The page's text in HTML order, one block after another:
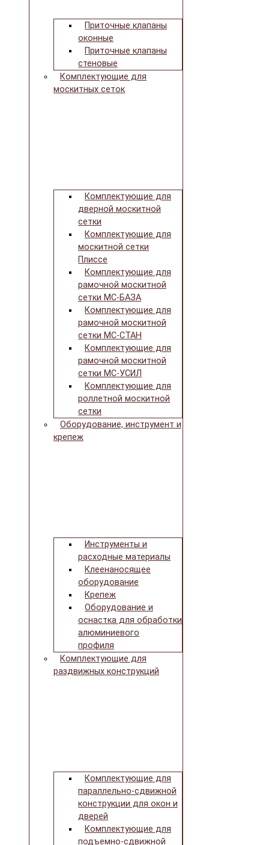
Приточные клапаны
оконные
Приточные клапаны
стеновые
Комплектующие для
москитных сеток
Комплектующие для
дверной москитной
сетки
Комплектующие для
москитной сетки
Плиссе
Комплектующие для
рамочной москитной
сетки МС-БАЗА
Комплектующие для
рамочной москитной
сетки МС-СТАН
Комплектующие для
рамочной москитной
сетки МС-УСИЛ
Комплектующие для
роллетной москитной
сетки
Оборудование, инструмент и
крепеж
Инструменты и
расходные материалы
Клеенаносящее
оборудование
Крепеж
Оборудование и
оснастка для обработки
алюминиевого
профиля
Комплектующие для
раздвижных конструкций
Комплектующие для
параллельно-сдвижной
конструкции для окон и
дверей
Комплектующие для
подъемно-сдвижной